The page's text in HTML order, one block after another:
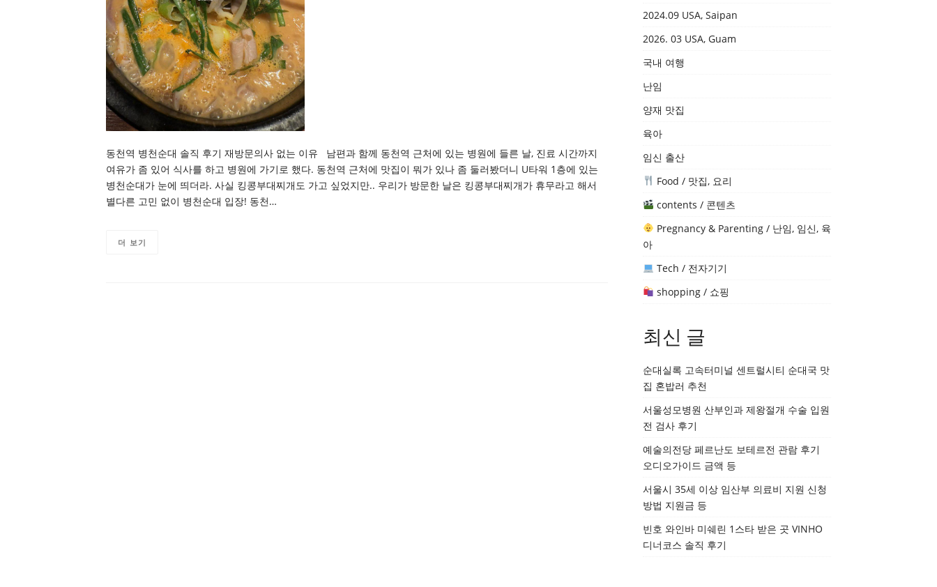
동천역 병천순대 솔직 후기 재방문의사 없는 이유 남편과 함께 동천역 근처에 있는 병원에 들른 날, 진료 시간까지
여유가 좀 있어 식사를 하고 병원에 가기로 했다. 동천역 근처에 맛집이 뭐가 있나 좀 둘러봤더니 U타워 1층에 있는
병천순대가 눈에 띄더라. 사실 킹콩부대찌개도 가고 싶었지만.. 우리가 방문한 날은 킹콩부대찌개가 휴무라고 해서
별다른 고민 없이 병천순대 입장! 동천…
더 보기
2024.09 USA, Saipan
2026. 03 USA, Guam
국내 여행
난임
양재 맛집
육아
임신 출산
Food / 맛집, 요리
contents / 콘텐츠
Pregnancy & Parenting / 난임, 임신, 육
아
Tech / 전자기기
shopping / 쇼핑
최신 글
순대실록 고속터미널 센트럴시티 순대국 맛
집 혼밥러 추천
서울성모병원 산부인과 제왕절개 수술 입원
전 검사 후기
예술의전당 페르난도 보테르전 관람 후기
오디오가이드 금액 등
서울시 35세 이상 임산부 의료비 지원 신청
방법 지원금 등
빈호 와인바 미쉐린 1스타 받은 곳 VINHO
디너코스 솔직 후기